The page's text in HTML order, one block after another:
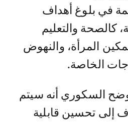
في بلوغ أهداف
كالصحة والتعليم
المرأة، والنهوض
الخاصة.
السكوري أنه سيتم
إلى تحسين قابلية